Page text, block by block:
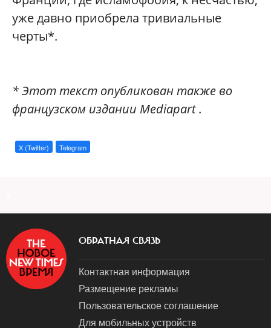
уже давно приобрела тривиальные
черты*.
* Этот текст опубликован также во
французском издании Mediapart.
X (Twitter) Telegram
ОБРАТНАЯ СВЯЗЬ
Контактная информация
Размещение рекламы
Пользовательское соглашение
Для мобильных устройств